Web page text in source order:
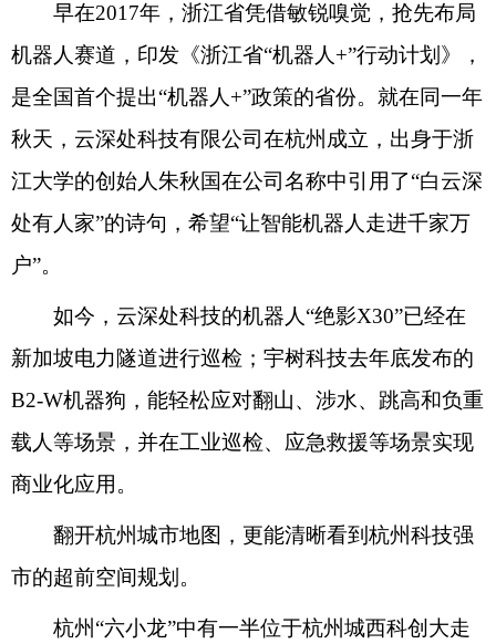
早在2017年，浙江省凭借敏锐嗅觉，抢先布局
机器人赛道，印发《浙江省“机器人+”行动计划》，
是全国首个提出“机器人+”政策的省份。就在同一年
秋天，云深处科技有限公司在杭州成立，出身于浙
江大学的创始人朱秋国在公司名称中引用了“白云深
处有人家”的诗句，希望“让智能机器人走进千家万
户”。
如今，云深处科技的机器人“绝影X30”已经在
新加坡电力隧道进行巡检；宇树科技去年底发布的
B2-W机器狗，能轻松应对翻山、涉水、跳高和负重
载人等场景，并在工业巡检、应急救援等场景实现
商业化应用。
翻开杭州城市地图，更能清晰看到杭州科技强
市的超前空间规划。
杭州“六小龙”中有一半位于杭州城西科创大走